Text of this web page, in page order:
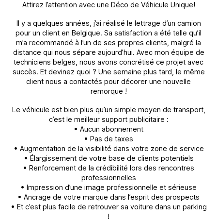
Attirez l’attention avec une Déco de Véhicule Unique!
Il y a quelques années, j’ai réalisé le lettrage d’un camion
pour un client en Belgique. Sa satisfaction a été telle qu’il
m’a recommandé à l’un de ses propres clients, malgré la
distance qui nous sépare aujourd’hui. Avec mon équipe de
techniciens belges, nous avons concrétisé ce projet avec
succès. Et devinez quoi ? Une semaine plus tard, le même
client nous a contactés pour décorer une nouvelle
remorque !
Le véhicule est bien plus qu’un simple moyen de transport,
c’est le meilleur support publicitaire :
• Aucun abonnement
• Pas de taxes
• Augmentation de la visibilité dans votre zone de service
• Élargissement de votre base de clients potentiels
• Renforcement de la crédibilité lors des rencontres
professionnelles
• Impression d’une image professionnelle et sérieuse
• Ancrage de votre marque dans l’esprit des prospects
• Et c’est plus facile de retrouver sa voiture dans un parking
!